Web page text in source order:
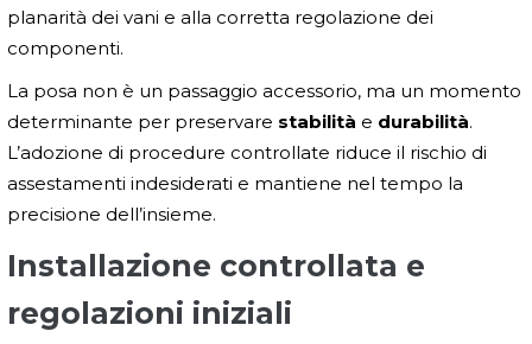
planarità dei vani e alla corretta regolazione dei
componenti.
La posa non è un passaggio accessorio, ma un momento
determinante per preservare stabilità e durabilità.
L’adozione di procedure controllate riduce il rischio di
assestamenti indesiderati e mantiene nel tempo la
precisione dell’insieme.
Installazione controllata e
regolazioni iniziali